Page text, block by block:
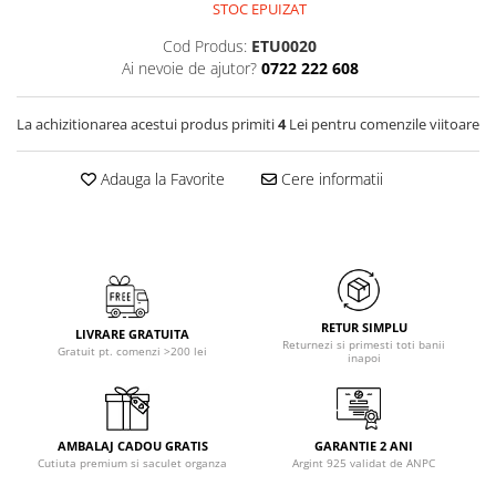
STOC EPUIZAT
Cod Produs: ETU0020
Ai nevoie de ajutor? 0722 222 608
La achizitionarea acestui produs primiti4Lei pentru comenzile viitoare
Adauga la Favorite Cere informatii
LIVRARE GRATUITA
Gratuit pt. comenzi >200 lei
RETUR SIMPLU
Returnezi si primesti toti banii
inapoi
AMBALAJ CADOU GRATIS
Cutiuta premium si saculet organza
GARANTIE 2 ANI
Argint 925 validat de ANPC